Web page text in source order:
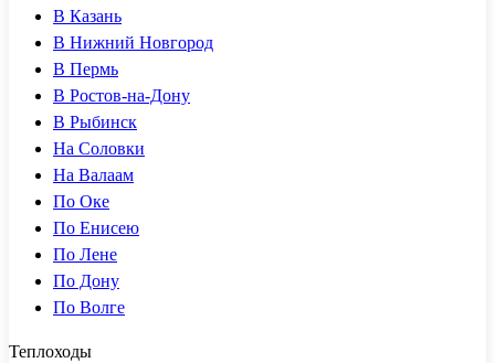
В Казань
В Нижний Новгород
В Пермь
В Ростов-на-Дону
В Рыбинск
На Соловки
На Валаам
По Оке
По Енисею
По Лене
По Дону
По Волге
Теплоходы